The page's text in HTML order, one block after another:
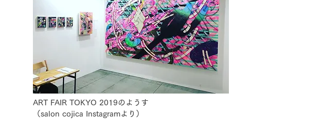
ART FAIR TOKYO 2019のようす
（salon cojica Instagramより）